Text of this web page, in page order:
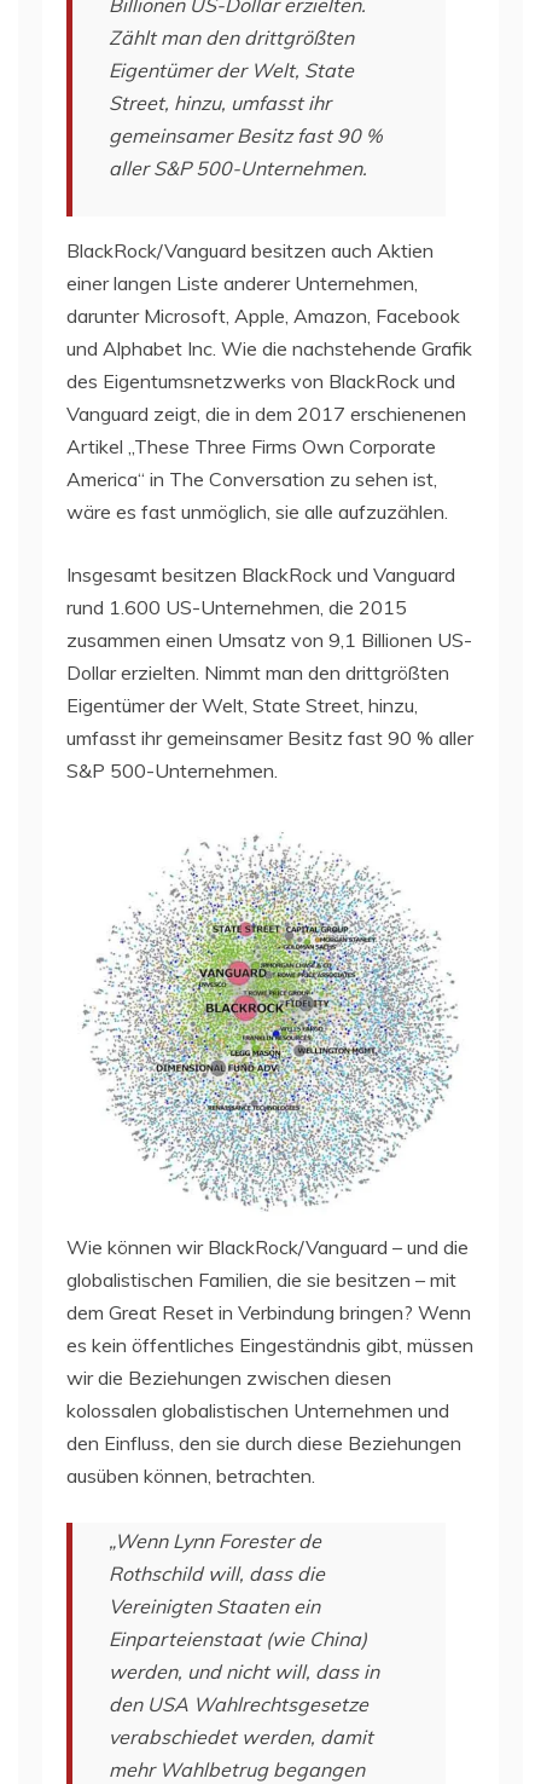
Zählt man den drittgrößten
Eigentümer der Welt, State
Street, hinzu, umfasst ihr
gemeinsamer Besitz fast 90 %
aller S&P 500-Unternehmen.
BlackRock/Vanguard besitzen auch Aktien
einer langen Liste anderer Unternehmen,
darunter Microsoft, Apple, Amazon, Facebook
und Alphabet Inc. Wie die nachstehende Grafik
des Eigentumsnetzwerks von BlackRock und
Vanguard zeigt, die in dem 2017 erschienenen
Artikel „These Three Firms Own Corporate
America“ in The Conversation zu sehen ist,
wäre es fast unmöglich, sie alle aufzuzählen.
Insgesamt besitzen BlackRock und Vanguard
rund 1.600 US-Unternehmen, die 2015
zusammen einen Umsatz von 9,1 Billionen US-
Dollar erzielten. Nimmt man den drittgrößten
Eigentümer der Welt, State Street, hinzu,
umfasst ihr gemeinsamer Besitz fast 90 % aller
S&P 500-Unternehmen.
Wie können wir BlackRock/Vanguard – und die
globalistischen Familien, die sie besitzen – mit
dem Great Reset in Verbindung bringen? Wenn
es kein öffentliches Eingeständnis gibt, müssen
wir die Beziehungen zwischen diesen
kolossalen globalistischen Unternehmen und
den Einfluss, den sie durch diese Beziehungen
ausüben können, betrachten.
„Wenn Lynn Forester de
Rothschild will, dass die
Vereinigten Staaten ein
Einparteienstaat (wie China)
werden, und nicht will, dass in
den USA Wahlrechtsgesetze
verabschiedet werden, damit
mehr Wahlbetrug begangen